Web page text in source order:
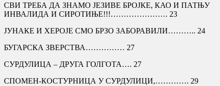
СВИ ТРЕБА ДА ЗНАМО ЈЕЗИВЕ БРОЈКЕ, КАО И ПАТЊУ
ИНВАЛИДА И СИРОТИЊЕ!!!…………………. 23
ЈУНАКЕ И ХЕРОЈЕ СМО БРЗО ЗАБОРАВИЛИ……….. 24
БУГАРСКА ЗВЕРСТВА…………… 27
СУРДУЛИЦА – ДРУГА ГОЛГОТА…. 27
СПОМЕН-КОСТУРНИЦА У СУРДУЛИЦИ,…………. 29